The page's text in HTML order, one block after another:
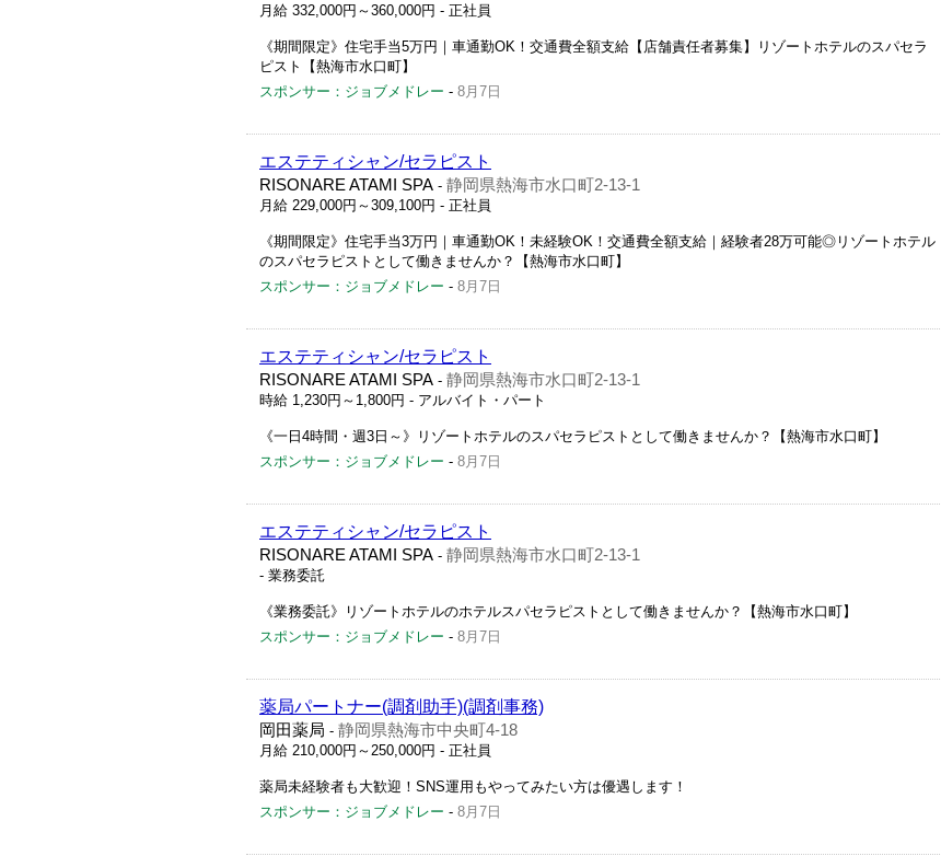
月給 332,000円～360,000円 - 正社員
《期間限定》住宅手当5万円｜車通勤OK！交通費全額支給【店舗責任者募集】リゾートホテルのスパセラ
ピスト【熱海市水口町】
スポンサー：ジョブメドレー - 8月7日
エステティシャン/セラピスト
RISONARE ATAMI SPA - 静岡県熱海市水口町2-13-1
月給 229,000円～309,100円 - 正社員
《期間限定》住宅手当3万円｜車通勤OK！未経験OK！交通費全額支給｜経験者28万可能◎リゾートホテル
のスパセラピストとして働きませんか？【熱海市水口町】
スポンサー：ジョブメドレー - 8月7日
エステティシャン/セラピスト
RISONARE ATAMI SPA - 静岡県熱海市水口町2-13-1
時給 1,230円～1,800円 - アルバイト・パート
《一日4時間・週3日～》リゾートホテルのスパセラピストとして働きませんか？【熱海市水口町】
スポンサー：ジョブメドレー - 8月7日
エステティシャン/セラピスト
RISONARE ATAMI SPA - 静岡県熱海市水口町2-13-1
- 業務委託
《業務委託》リゾートホテルのホテルスパセラピストとして働きませんか？【熱海市水口町】
スポンサー：ジョブメドレー - 8月7日
薬局パートナー(調剤助手)(調剤事務)
岡田薬局 - 静岡県熱海市中央町4-18
月給 210,000円～250,000円 - 正社員
薬局未経験者も大歓迎！SNS運用もやってみたい方は優遇します！
スポンサー：ジョブメドレー - 8月7日